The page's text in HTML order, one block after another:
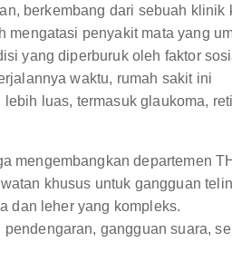
berkembang dari sebuah klinik
mengatasi penyakit mata yang
yang diperburuk oleh faktor
waktu, rumah sakit ini
luas, termasuk glaukoma,
mengembangkan departemen
khusus untuk gangguan
dan leher yang kompleks.
gangguan suara,